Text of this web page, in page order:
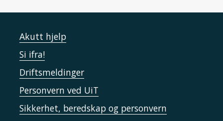
Akutt hjelp
Si ifra!
Driftsmeldinger
Personvern ved UiT
Sikkerhet, beredskap og personvern